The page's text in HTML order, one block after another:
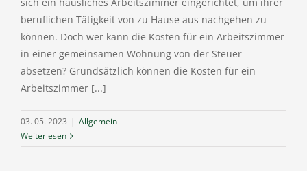
sich ein häusliches Arbeitszimmer eingerichtet, um ihrer
beruflichen Tätigkeit von zu Hause aus nachgehen zu
können. Doch wer kann die Kosten für ein Arbeitszimmer
in einer gemeinsamen Wohnung von der Steuer
absetzen? Grundsätzlich können die Kosten für ein
Arbeitszimmer [...]
03. 05. 2023 | Allgemein
Weiterlesen